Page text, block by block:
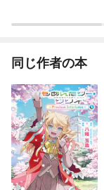
同じ作者の本